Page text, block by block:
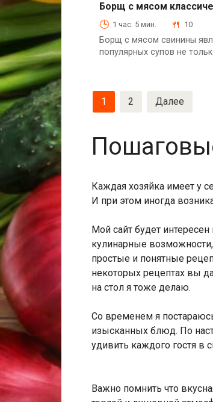
Борщ с мясом
1 час. 5 мин. 10
Борщ с мясом свинины
популярных супов не
Навигация
по
1 2 Далее
Каждая хозяйка имеет у
И при этом иногда
Мой сайт будет
кулинарные
простые и понятные
некоторых рецептах вы
на стол я тоже делаю.
Со временем я
изысканных блюд. По
удивить каждого гостя в
Важно помнить что